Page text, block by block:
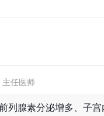
主任医师
列腺素分泌增多、子